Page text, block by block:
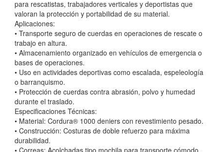
para rescatistas, trabajadores verticales y deportistas que
valoran la protección y portabilidad de su material.
Aplicaciones:
• Transporte seguro de cuerdas en operaciones de rescate o
trabajo en altura.
• Almacenamiento organizado en vehículos de emergencia o
bases de operaciones.
• Uso en actividades deportivas como escalada, espeleología
o barranquismo.
• Protección de cuerdas contra abrasión, polvo y humedad
durante el traslado.
Especificaciones Técnicas:
• Material: Cordura® 1000 deniers con revestimiento pesado.
• Construcción: Costuras de doble refuerzo para máxima
durabilidad.